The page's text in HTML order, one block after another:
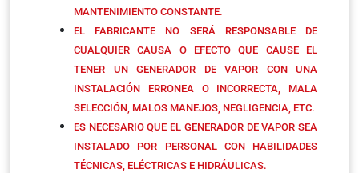
MANTENIMIENTO CONSTANTE.
EL FABRICANTE NO SERÁ RESPONSABLE DE
CUALQUIER CAUSA O EFECTO QUE CAUSE EL
TENER UN GENERADOR DE VAPOR CON UNA
INSTALACIÓN ERRONEA O INCORRECTA, MALA
SELECCIÓN, MALOS MANEJOS, NEGLIGENCIA, ETC.
ES NECESARIO QUE EL GENERADOR DE VAPOR SEA
INSTALADO POR PERSONAL CON HABILIDADES
TÉCNICAS, ELÉCTRICAS E HIDRÁULICAS.